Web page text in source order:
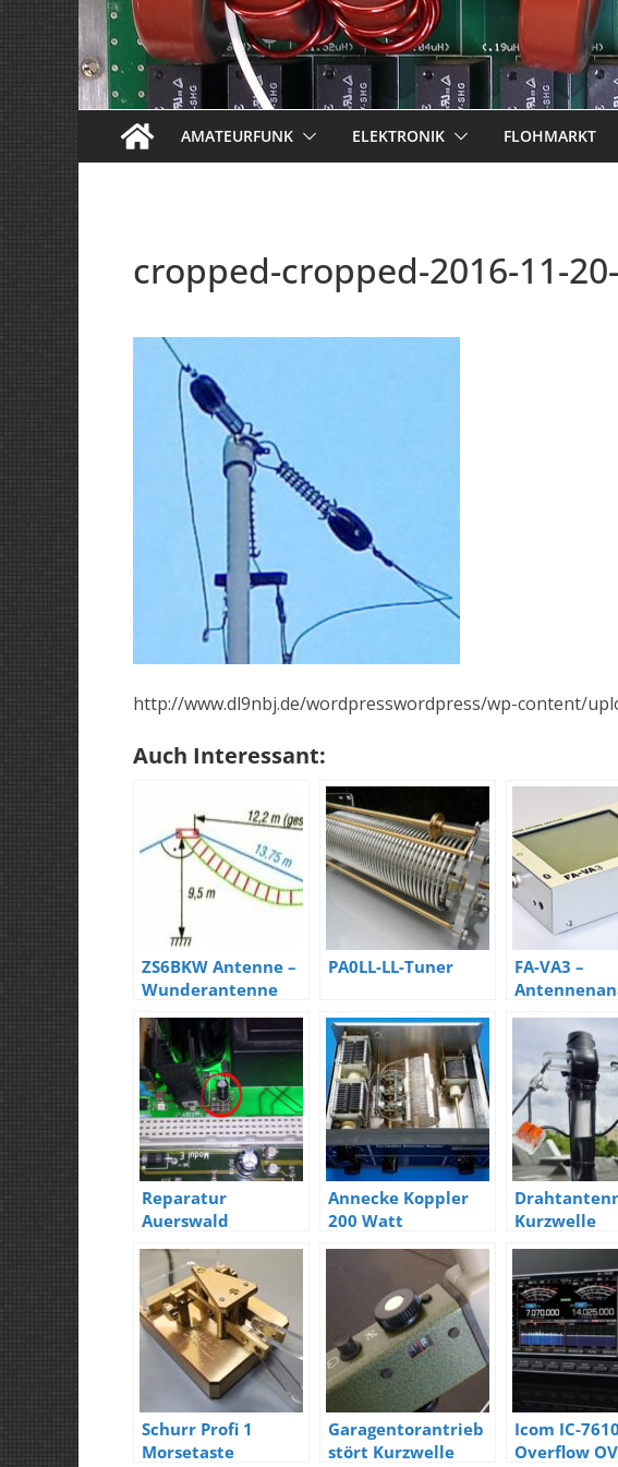
AMATEURFUNK ELEKTRONIK FLOHMARKT
cropped-cropped-2016-11-
http://www.dl9nbj.de/wordpresswordpress/wp-content/
Auch Interessant:
ZS6BKW Antenne –
Wunderantenne
für 6 – 10 Bänder
PA0LL-LL-Tuner
FA-VA3 –
r
Reparatur
Auerswald
Commander Basic
Annecke Koppler
200 Watt
Kurzwelle
Schurr Profi 1
Morsetaste
Garagentorantrieb
stört Kurzwelle
Icom IC-7610
Overflow